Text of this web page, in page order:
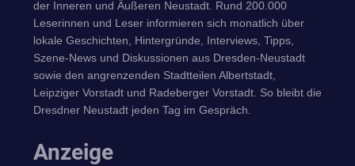
der Inneren und Äußeren Neustadt. Rund 200.000
Leserinnen und Leser informieren sich monatlich über
lokale Geschichten, Hintergründe, Interviews, Tipps,
Szene-News und Diskussionen aus Dresden-Neustadt
sowie den angrenzenden Stadtteilen Albertstadt,
Leipziger Vorstadt und Radeberger Vorstadt. So bleibt die
Dresdner Neustadt jeden Tag im Gespräch.
Anzeige